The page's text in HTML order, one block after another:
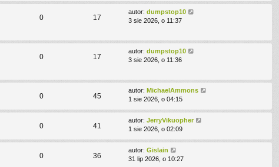
0 17
autor: dumpstop10
3 sie 2026, o 11:37
0 17
autor: dumpstop10
3 sie 2026, o 11:36
0 45
autor: MichaelAmmons
1 sie 2026, o 04:15
0 41
autor: JerryVikuopher
1 sie 2026, o 02:09
0 36
autor: Gislain
31 lip 2026, o 10:27